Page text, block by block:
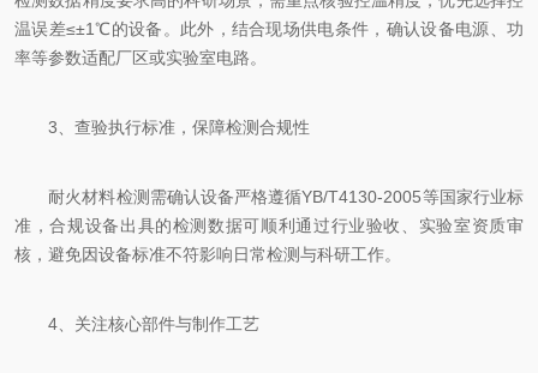
温误差≤±1℃的设备。此外，结合现场供电条件，确认设备电源、功
率等参数适配厂区或实验室电路。
3、查验执行标准，保障检测合规性
耐火材料检测需确认设备严格遵循YB/T4130-2005等国家行业标
准，合规设备出具的检测数据可顺利通过行业验收、实验室资质审
核，避免因设备标准不符影响日常检测与科研工作。
4、关注核心部件与制作工艺